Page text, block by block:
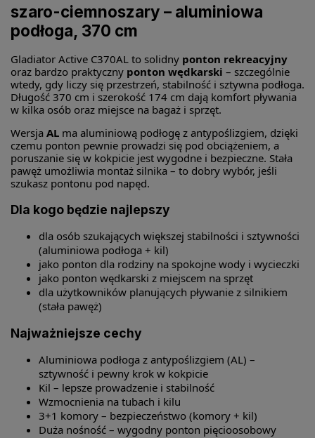
szaro-ciemnoszary – aluminiowa
podłoga, 370 cm
Gladiator Active C370AL to solidny ponton rekreacyjny
oraz bardzo praktyczny ponton wędkarski – szczególnie
wtedy, gdy liczy się przestrzeń, stabilność i sztywna podłoga.
Długość 370 cm i szerokość 174 cm dają komfort pływania
w kilka osób oraz miejsce na bagaż i sprzęt.
Wersja AL ma aluminiową podłogę z antypoślizgiem, dzięki
czemu ponton pewnie prowadzi się pod obciążeniem, a
poruszanie się w kokpicie jest wygodne i bezpieczne. Stała
pawęż umożliwia montaż silnika – to dobry wybór, jeśli
szukasz pontonu pod napęd.
Dla kogo będzie najlepszy
dla osób szukających większej stabilności i sztywności
(aluminiowa podłoga + kil)
jako ponton dla rodziny na spokojne wody i wycieczki
jako ponton wędkarski z miejscem na sprzęt
dla użytkowników planujących pływanie z silnikiem
(stała pawęż)
Najważniejsze cechy
Aluminiowa podłoga z antypoślizgiem (AL) –
sztywność i pewny krok w kokpicie
Kil – lepsze prowadzenie i stabilność
Wzmocnienia na tubach i kilu
3+1 komory – bezpieczeństwo (komory + kil)
Duża nośność – wygodny ponton pięcioosobowy